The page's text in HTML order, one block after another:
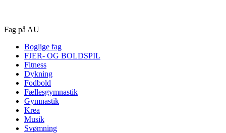
Fag på AU
Boglige fag
FJER- OG BOLDSPIL
Fitness
Dykning
Fodbold
Fællesgymnastik
Gymnastik
Krea
Musik
Svømning